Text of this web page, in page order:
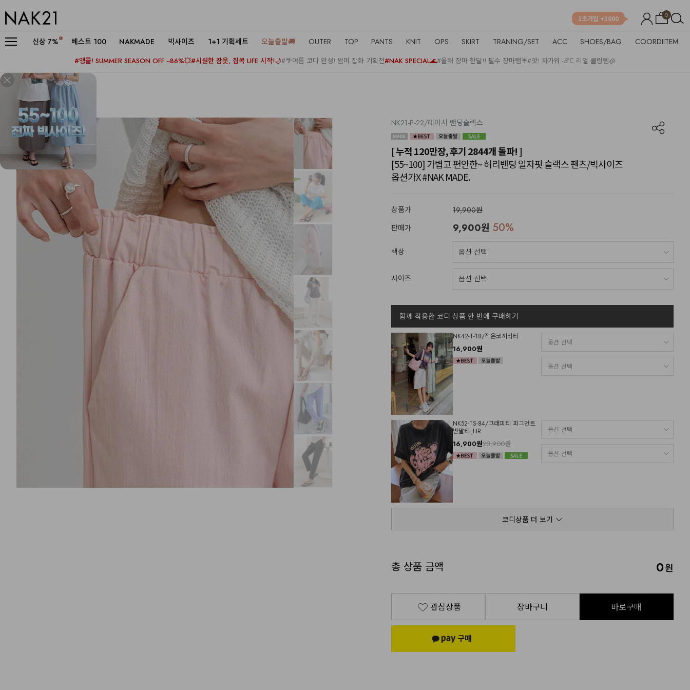
0
1초가입 +3000
신상 7% 베스트 100 NAKMADE 빅사이즈 1+1 기획세트 오늘출발🚚 OUTER TOP PANTS KNIT OPS SKIRT TRANING/SET ACC SHOES/BAG COORDIITEM
#앵콜! SUMMER SEASON OFF ~86%💥#시원한 잠옷, 집콕 LIFE 시작!🌙#🌴여름 코디 완성! 썸머 잡화 기획전#NAK SPECIAL🌊#올해 장마 한달!! 필수 장마템☔#앗! 차가워 -5℃ 리얼 쿨링템🧊
NK21-P-22/레이시 밴딩슬렉스
[ 누적 120만장, 후기 2844개 돌파! ]
[55~100] 가볍고 편안한~ 허리밴딩 일자핏 슬랙스 팬츠/빅사이즈
옵션가X #NAK MADE.
상품가
19,900원
판매가
9,900원 50%
색상
사이즈
함께 착용한 코디 상품 한 번에 구매하기
NK42-T-18/작은코끼리티
16,900원
NK52-TS-84/그래피티 피그먼트
반팔티_HR
16,900원23,900원
코디상품 더 보기
총 상품 금액 0원
관심상품 장바구니 바로구매